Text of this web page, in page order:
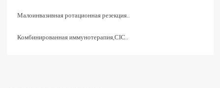
Малоинвазивная ротационная резекция..
Комбинированная иммунотерапия,CIC..